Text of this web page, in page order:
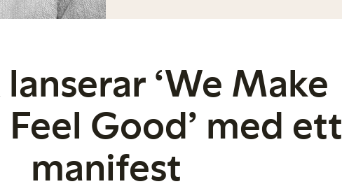
‘We Make
Feel Good’ med ett
manifest